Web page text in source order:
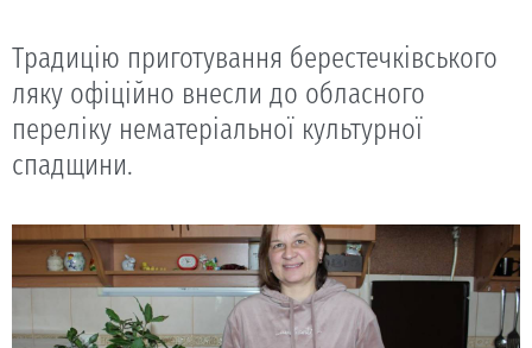
Традицію приготування берестечківського
ляку офіційно внесли до обласного
переліку нематеріальної культурної
спадщини.